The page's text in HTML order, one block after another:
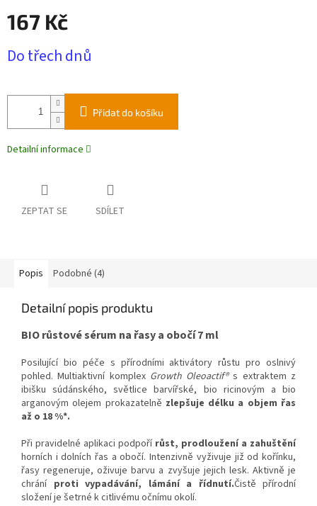
167 Kč
cena:
Do třech dnů
Přidat do košíku
Detailní informace
ZEPTAT SE SDÍLET
Popis Podobné (4)
Detailní popis produktu
BIO růstové sérum na řasy a obočí 7 ml
Posilující bio péče s přírodními aktivátory růstu pro oslnivý
pohled. Multiaktivní komplex Growth Oleoactif®s extraktem z
ibišku súdánského, světlice barvířské, bio ricinovým a bio
arganovým olejem prokazatelně zlepšuje délku a objem řas
až o 18 %*.
Při pravidelné aplikaci podpoří růst, prodloužení a zahuštění
horních i dolních řas a obočí. Intenzivně vyživuje již od kořínku,
řasy regeneruje, oživuje barvu a zvyšuje jejich lesk. Aktivně je
chrání proti vypadávání, lámání a řídnutí.Čistě přírodní
složení je šetrné k citlivému očnímu okolí.